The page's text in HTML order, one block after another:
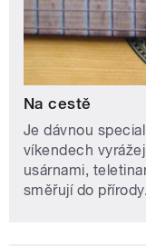
Na cestě
Je dávnou
víkendech
usárnami,
směřují do přírody.